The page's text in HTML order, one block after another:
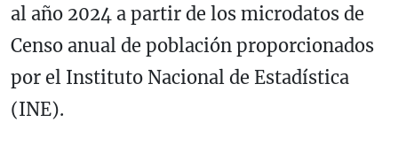
al año 2024 a partir de los microdatos de
Censo anual de población proporcionados
por el Instituto Nacional de Estadística
(INE).